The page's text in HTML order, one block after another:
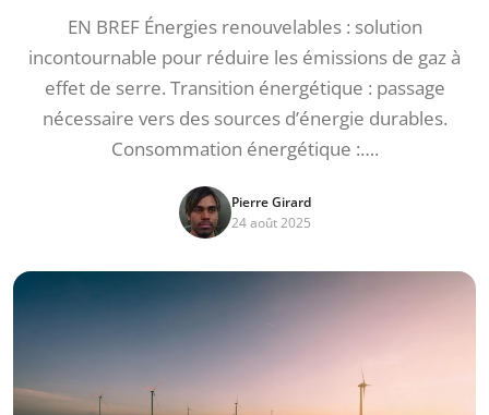
EN BREF Énergies renouvelables : solution
incontournable pour réduire les émissions de gaz à
effet de serre. Transition énergétique : passage
nécessaire vers des sources d’énergie durables.
Consommation énergétique :….
Pierre Girard
24 août 2025